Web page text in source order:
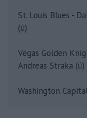
St. Louis Blues -
(ú)
Vegas Golden
Andreas Straka (ú)
Washington